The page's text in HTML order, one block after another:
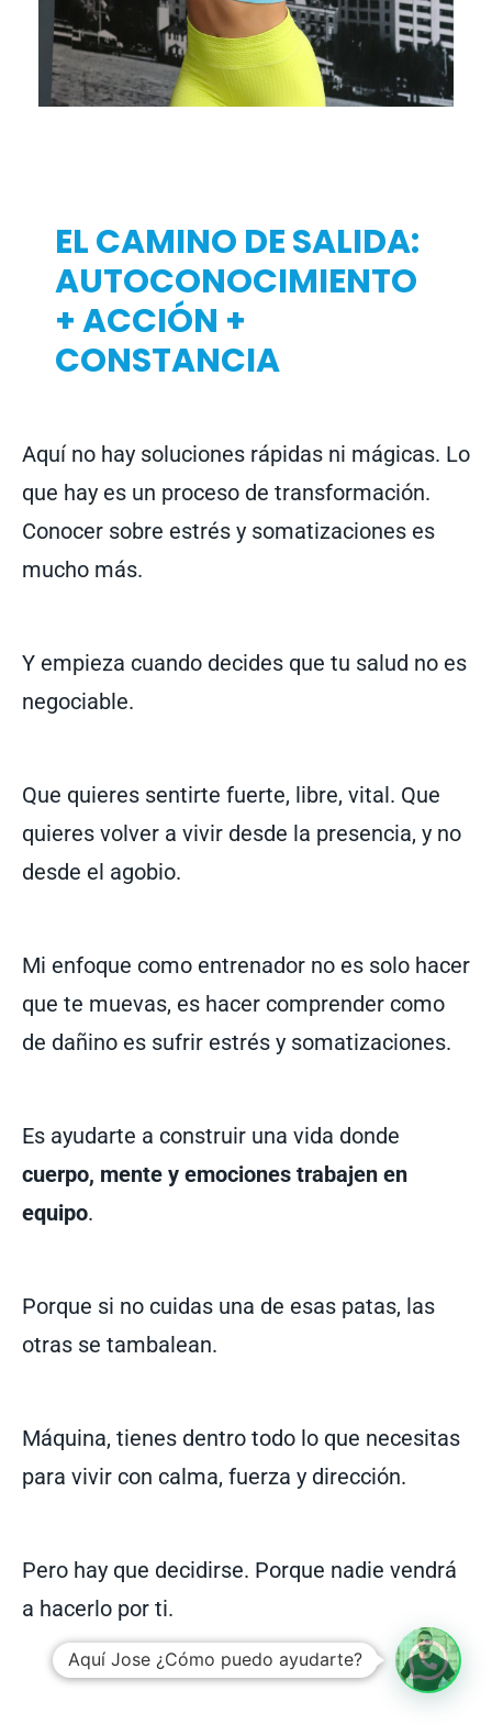
EL CAMINO DE SALIDA:
AUTOCONOCIMIENTO
+ ACCIÓN +
CONSTANCIA
Aquí no hay soluciones rápidas ni mágicas. Lo
que hay es un proceso de transformación.
Conocer sobre estrés y somatizaciones es
mucho más.
Y empieza cuando decides que tu salud no es
negociable.
Que quieres sentirte fuerte, libre, vital. Que
quieres volver a vivir desde la presencia, y no
desde el agobio.
Mi enfoque como entrenador no es solo hacer
que te muevas, es hacer comprender como
de dañino es sufrir estrés y somatizaciones.
Es ayudarte a construir una vida donde
cuerpo, mente y emociones trabajen en
equipo.
Porque si no cuidas una de esas patas, las
otras se tambalean.
Máquina, tienes dentro todo lo que necesitas
para vivir con calma, fuerza y dirección.
Pero hay que decidirse. Porque nadie vendrá
a hacerlo por ti.
Aquí Jose ¿Cómo puedo ayudarte?